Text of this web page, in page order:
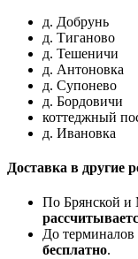
д. Добрунь
д. Тиганово
д. Тешеничи
д. Антоновка
д. Супонево
д. Бордовичи
коттеджный
д. Ивановка
Доставка в другие
По Брянской и
До терминалов
бесплатно.